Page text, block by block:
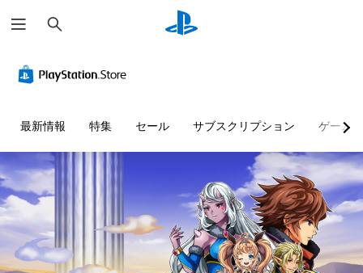
索
最新情報 特集 セール サブスクリプション ゲーム